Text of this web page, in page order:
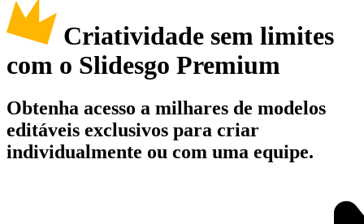
Criatividade sem limites
com o Slidesgo Premium
Obtenha acesso a milhares de modelos
editáveis exclusivos para criar
individualmente ou com uma equipe.